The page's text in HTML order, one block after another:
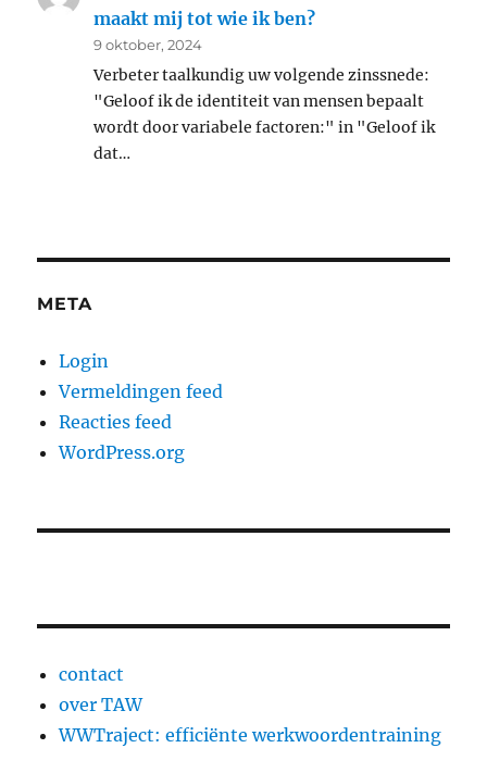
maakt mij tot wie ik ben?
9 oktober, 2024
Verbeter taalkundig uw volgende zinssnede:
"Geloof ik de identiteit van mensen bepaalt
wordt door variabele factoren:" in "Geloof ik
dat…
META
Login
Vermeldingen feed
Reacties feed
WordPress.org
contact
over TAW
WWTraject: efficiënte werkwoordentraining